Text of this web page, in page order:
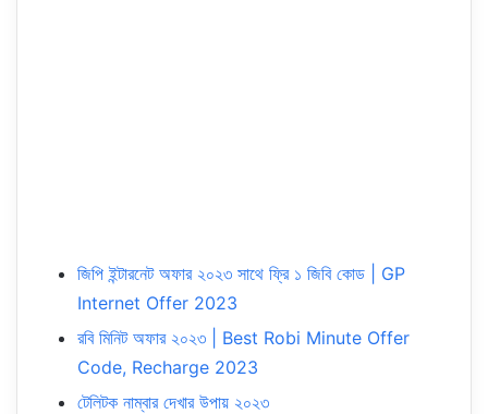
জিপি ইন্টারনেট অফার ২০২৩ সাথে ফ্রি ১ জিবি কোড | GP
Internet Offer 2023
রবি মিনিট অফার ২০২৩ | Best Robi Minute Offer
Code, Recharge 2023
টেলিটক নাম্বার দেখার উপায় ২০২৩